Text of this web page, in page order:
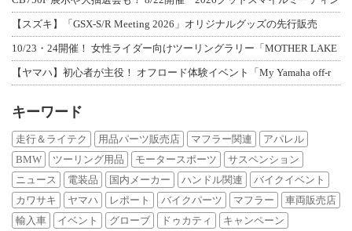
【スズキ】「GSX-S/R Meeting 2026」オリジナルグッズの先行販売
10/23・24開催！ 女性ライダー向けツーリングラリー「MOTHER LAKE
【ヤマハ】初心者が主役！ オフロード体験イベント「My Yamaha off-r
キーワード
走行＆ライテク 用品パーツ販売店 マフラー関連
アパレル
BMW
ツーリング用品 モータースポーツ
サスペンション
ニュース
電装品 国内メーカー ハンドル関連
バイクイベント
カワサキ
ヤマハ レポート バイクパーツ マフラー
車両販売店
輸入車
イベント グローブ ドゥカティ キャンペーン